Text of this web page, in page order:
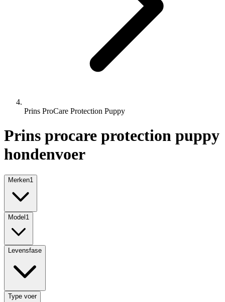
Prins ProCare Protection Puppy
Prins procare protection puppy
hondenvoer
Merken1
Model 1
Levensfase
Type voer